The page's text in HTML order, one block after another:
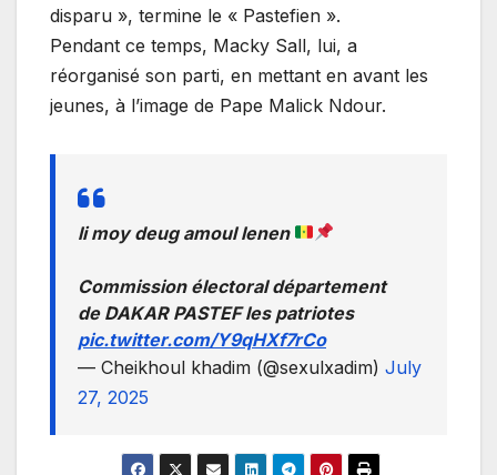
disparu », termine le « Pastefien ».
Pendant ce temps, Macky Sall, lui, a
réorganisé son parti, en mettant en avant les
jeunes, à l’image de Pape Malick Ndour.
li moy deug amoul lenen
Commission électoral département
de DAKAR PASTEF les patriotes
pic.twitter.com/Y9qHXf7rCo
— Cheikhoul khadim (@sexulxadim) July
27, 2025